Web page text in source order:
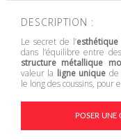
DESCRIPTION :
Le secret de l’
dans l’équilibre entre des
structure métallique
valeur la ligne unique de
le long des coussins, pour
POSER UNE